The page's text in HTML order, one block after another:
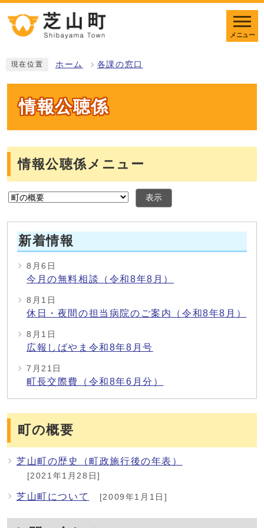
メニュー
現在位置 ホーム 各課の窓口
情報公聴係
情報公聴係メニュー
表示
新着情報
8月6日
今月の無料相談（令和8年8月）
8月1日
休日・夜間の担当病院のご案内（令和8年8月）
8月1日
広報しばやま令和8年8月号
7月21日
町長交際費（令和8年6月分）
町の概要
芝山町の歴史（町政施行後の年表）
[2021年1月28日]
芝山町について [2009年1月1日]